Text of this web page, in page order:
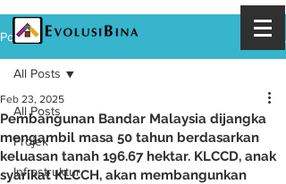
Post
All Posts
Projek
Infrastruktur
All Posts
Pembangunan Bandar Malaysia dijangka
mengambil masa 50 tahun berdasarkan
keluasan tanah 196.67 hektar. KLCCD, anak
syarikat KLCCH, akan membangunkan
Feb 23, 2025